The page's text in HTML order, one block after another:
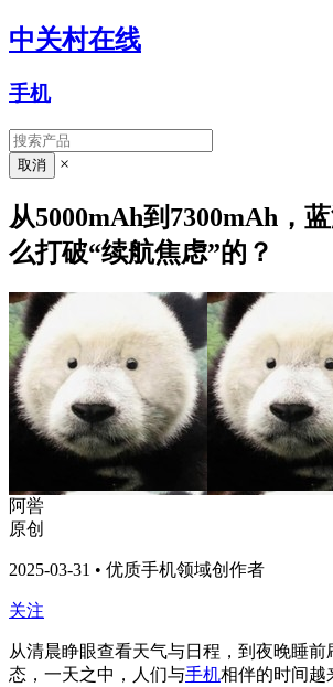
中关村在线
手机
×
从5000mAh到7300mAh，
么打破“续航焦虑”的？
阿喾
原创
2025-03-31 • 优质手机领域创作者
关注
从清晨睁眼查看天气与日程，到夜晚睡前
态，一天之中，人们与手机相伴的时间越